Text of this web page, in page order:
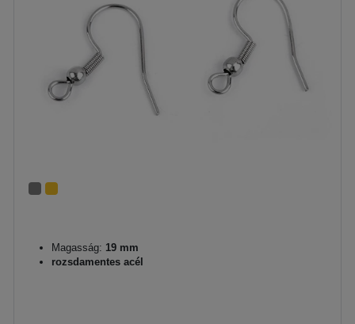
Magasság: 19 mm
rozsdamentes acél